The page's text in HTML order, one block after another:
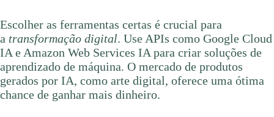
Escolher as ferramentas certas é crucial para
a transformação digital. Use APIs como Google Cloud
IA e Amazon Web Services IA para criar soluções de
aprendizado de máquina. O mercado de produtos
gerados por IA, como arte digital, oferece uma ótima
chance de ganhar mais dinheiro.